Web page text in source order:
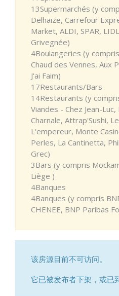
13Supermarchés (y
Delhaize, Carrefour
Market, ALDI, SPAR,
Grivegnée)
4Boulangeries (y
Chaud des Vennes, Aux
J'ai Faim)
17Restaurants/Bars
14Restaurants (y
Viandes - Chez Jean-Luc,
Charnale, Attrap'Sushi,
L'empereur, Monte
Perles, La Cantinetta,
Grec)
3Bars (y compris
Liège )
4Banques
4Banques (y compris
CHENEE, BNP Paribas
该房源目前不可访问。
它已被发布者下架，或已